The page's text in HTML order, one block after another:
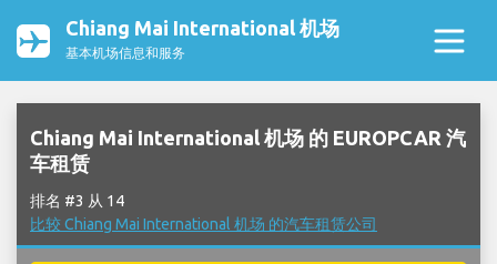
Chiang Mai International 机场
基本机场信息和服务
Chiang Mai International 机场 的 EUROPCAR 汽
车租赁
排名 #3 从 14
比较 Chiang Mai International 机场 的汽车租赁公司